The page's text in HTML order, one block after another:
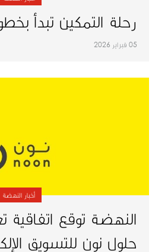
رحلة التمكين تبدأ
05 فبراير 2026
أخبار النهضة
النهضة توقع
حلول نون للتسويق